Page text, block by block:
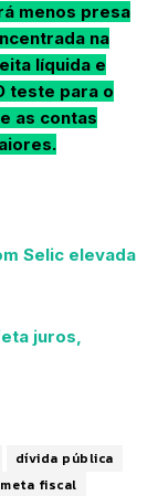
menos presa
na
líquida e
teste para o
as contas
Selic elevada
juros,
dívida pública
meta fiscal